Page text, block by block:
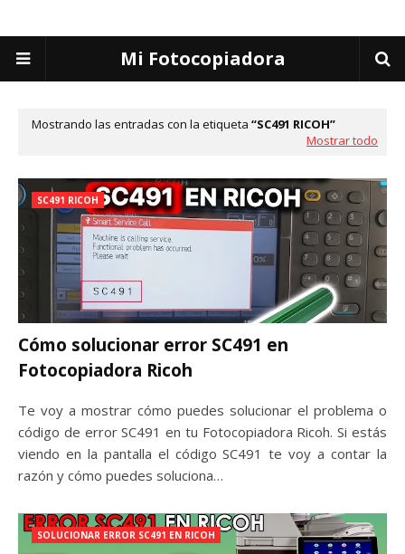
Mi Fotocopiadora
Mostrando las entradas con la etiqueta
SC491 RICOH
Mostrar todo
SC491 RICOH
Cómo solucionar error SC491 en
Fotocopiadora Ricoh
Te voy a mostrar cómo puedes solucionar el problema o
código de error SC491 en tu Fotocopiadora Ricoh. Si estás
viendo en la pantalla el código SC491 te voy a contar la
razón y cómo puedes soluciona…
SOLUCIONAR ERROR SC491 EN RICOH